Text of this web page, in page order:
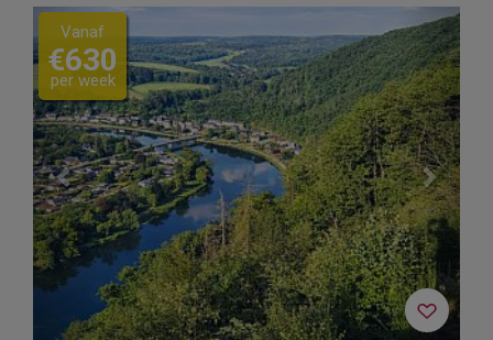
Previous Next
Vanaf
€630
per week